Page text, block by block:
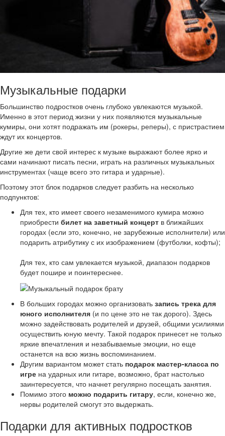
Музыкальные подарки
Большинство подростков очень глубоко увлекаются музыкой.
Именно в этот период жизни у них появляются музыкальные
кумиры, они хотят подражать им (рокеры, реперы), с пристрастием
ждут их концертов.
Другие же дети свой интерес к музыке выражают более ярко и
сами начинают писать песни, играть на различных музыкальных
инструментах (чаще всего это гитара и ударные).
Поэтому этот блок подарков следует разбить на несколько
подпунктов:
Для тех, кто имеет своего незаменимого кумира можно
приобрести билет на заветный концерт в ближайших
городах (если это, конечно, не зарубежные исполнители) или
подарить атрибутику с их изображением (футболки, кофты);
Для тех, кто сам увлекается музыкой, диапазон подарков
будет пошире и поинтереснее.
В больших городах можно организовать запись трека для
юного исполнителя (и по цене это не так дорого). Здесь
можно задействовать родителей и друзей, общими усилиями
осуществить юную мечту. Такой подарок принесет не только
яркие впечатления и незабываемые эмоции, но еще
останется на всю жизнь воспоминанием.
Другим вариантом может стать подарок мастер-класса по
игре на ударных или гитаре, возможно, брат настолько
заинтересуется, что начнет регулярно посещать занятия.
Помимо этого можно подарить гитару, если, конечно же,
нервы родителей смогут это выдержать.
Подарки для активных подростков